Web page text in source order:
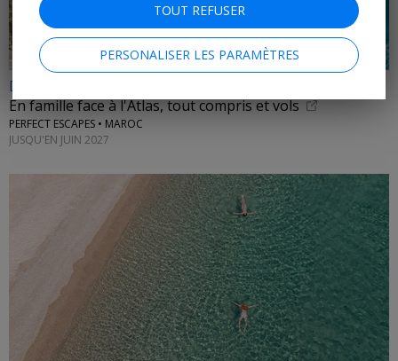
Dès 209€
En famille face à l'Atlas, tout compris et vols
PERFECT ESCAPES • MAROC
JUSQU'EN JUIN 2027
TOUT REFUSER
PERSONALISER LES PARAMÈTRES